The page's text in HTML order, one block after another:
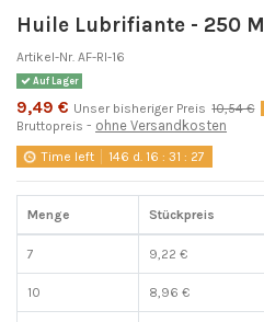
Huile Lubrifiante - 250 Ml
Artikel-Nr. AF-RI-16
Auf Lager
9,49 € Unser bisheriger Preis 10,54 €
Bruttopreis ohne Versandkosten
Time left 146 d. 16 :31 : 26
Menge Stückpreis
7 9,22 €
10 8,96 €